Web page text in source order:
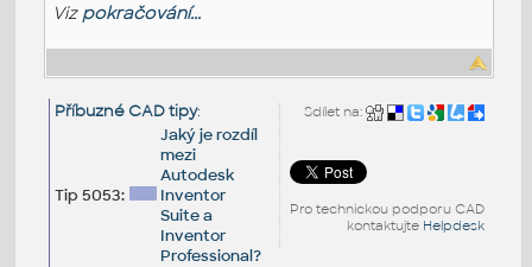
Viz pokračování...
Sdílet na:
Pro technickou podporu CAD
kontaktujte Helpdesk
Příbuzné CAD tipy:
Tip 5053:
Jaký je rozdíl
mezi
Autodesk
Inventor
Suite a
Inventor
Professional?